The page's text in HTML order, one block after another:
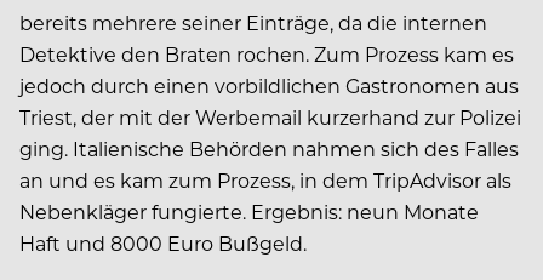
bereits mehrere seiner Einträge, da die internen
Detektive den Braten rochen. Zum Prozess kam es
jedoch durch einen vorbildlichen Gastronomen aus
Triest, der mit der Werbemail kurzerhand zur Polizei
ging. Italienische Behörden nahmen sich des Falles
an und es kam zum Prozess, in dem TripAdvisor als
Nebenkläger fungierte. Ergebnis: neun Monate
Haft und 8000 Euro Bußgeld.